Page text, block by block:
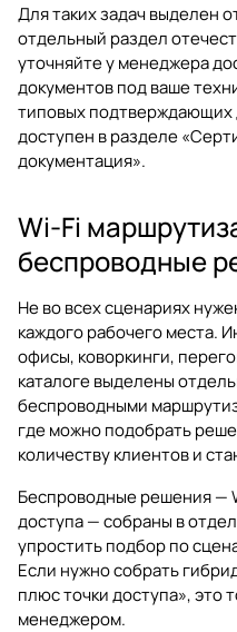
Для таких задач выделен
отдельный раздел
уточняйте у менеджера
документов под ваше
типовых подтверждающих
доступен в разделе
документация».
Wi-Fi
беспроводные
Не во всех сценариях
каждого рабочего места.
офисы, коворкинги,
каталоге выделены
беспроводными
где можно подобрать
количеству клиентов и
Беспроводные решения —
доступа— собраны в
упростить подбор по
Если нужно собрать
плюс точки доступа», это
менеджером.